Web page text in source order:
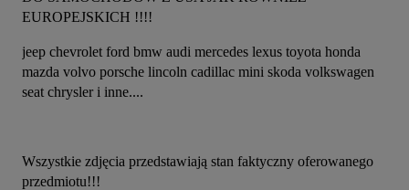
EUROPEJSKICH !!!!
jeep chevrolet ford bmw audi mercedes lexus toyota honda
mazda volvo porsche lincoln cadillac mini skoda volkswagen
seat chrysler i inne....
Wszystkie zdjęcia przedstawiają stan faktyczny oferowanego
przedmiotu!!!